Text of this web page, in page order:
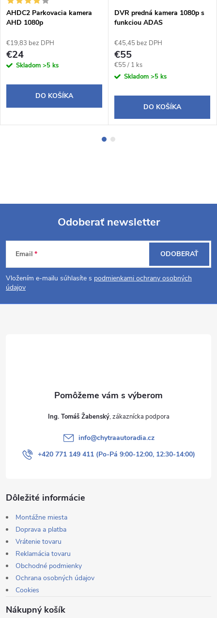
AHDC2 Parkovacia kamera
AHD 1080p
€19,83 bez DPH
€24
Skladom >5 ks
DO KOŠÍKA
DVR predná kamera 1080p s
funkciou ADAS
€45,45 bez DPH
€55
Jednotková
cena:
€55 / 1 ks
Skladom >5 ks
DO KOŠÍKA
Z
á
p
Odoberať newsletter
Email
Vložením e-mailu súhlasíte s podmienkami ochrany osobných
údajov
ODOBERAŤ
Ing. Tomáš Žabenský
info@chytraautoradia.cz
+420 771 149 411 (Po-Pá 9:00-12:00, 12:30-14:00)
Dôležité informácie
Montážne miesta
Doprava a platba
Vrátenie tovaru
Reklamácia tovaru
Obchodné podmienky
Ochrana osobných údajov
Cookies
Nákupný košík